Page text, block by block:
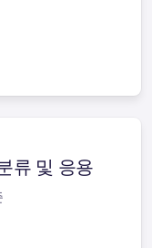
류 및 응용